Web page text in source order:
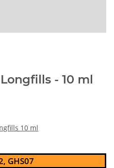
- 10 ml
10 ml
GHS07